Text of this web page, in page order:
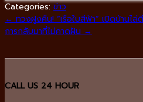
Categories:ข่าว
←ทวงฝูงคืน! “เรือใบสีฟ้า” เปิดบ้านไล่
การกลับมาที่ไม่คาดฝัน→
CALL US 24 HOUR